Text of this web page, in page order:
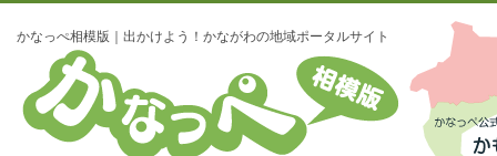
かなっぺ相模版｜出かけよう！かながわの地域ポータルサイト